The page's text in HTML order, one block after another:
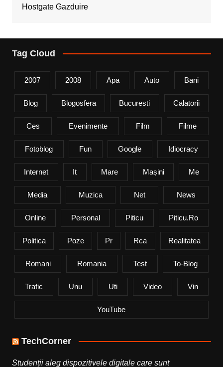
Hostgate Gazduire
Tag Cloud
2007 2008 Apa Auto Bani
Blog Blogosfera Bucuresti Calatorii
Ces Evenimente Film Filme
Fotoblog Fun Google Idiocracy
Internet It Mare Mașini Me
Media Muzica Net News
Online Personal Piticu Piticu.ro
Politica Poze Pr Rca Realitatea
Romani Romania Test To-Blog
Trafic Unu Uti Video Vin
YouTube
TechCorner
Studenții aleg dispozitivele digitale care sunt